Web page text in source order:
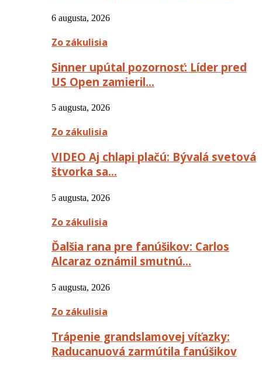
6 augusta, 2026
Zo zákulisia
Sinner upútal pozornosť: Líder pred
US Open zamieril…
5 augusta, 2026
Zo zákulisia
VIDEO Aj chlapi plačú: Bývalá svetová
štvorka sa…
5 augusta, 2026
Zo zákulisia
Ďalšia rana pre fanúšikov: Carlos
Alcaraz oznámil smutnú…
5 augusta, 2026
Zo zákulisia
Trápenie grandslamovej víťazky:
Raducanuová zarmútila fanúšikov